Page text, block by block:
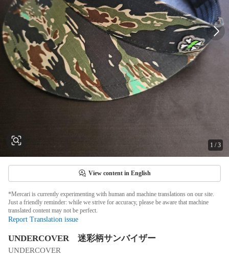
1 /3
View content in English
*Mercari is currently experimenting with human and machine translations on our site.
Just a friendly reminder: while we strive for accuracy, please be aware that machine
translated content may not be perfect.
Report Translation issue
UNDERCOVER 迷彩柄サンバイザー
UNDERCOVER